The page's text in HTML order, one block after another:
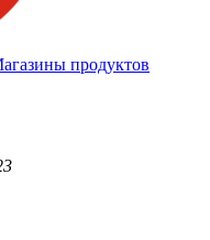
продуктов